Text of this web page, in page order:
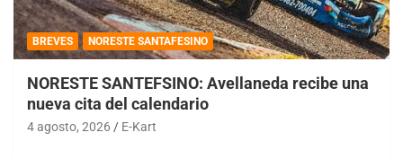
BREVES NORESTE SANTAFESINO
NORESTE SANTEFSINO: Avellaneda recibe una
nueva cita del calendario
4 agosto, 2026 E-Kart